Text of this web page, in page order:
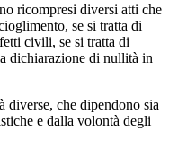
ricompresi diversi atti che
se si tratta di
civili, se si tratta di
dichiarazione di nullità in
che dipendono sia
e dalla volontà degli